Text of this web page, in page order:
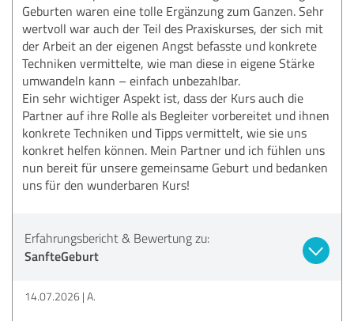
Geburten waren eine tolle Ergänzung zum Ganzen. Sehr
wertvoll war auch der Teil des Praxiskurses, der sich mit
der Arbeit an der eigenen Angst befasste und konkrete
Techniken vermittelte, wie man diese in eigene Stärke
umwandeln kann – einfach unbezahlbar.
Ein sehr wichtiger Aspekt ist, dass der Kurs auch die
Partner auf ihre Rolle als Begleiter vorbereitet und ihnen
konkrete Techniken und Tipps vermittelt, wie sie uns
konkret helfen können. Mein Partner und ich fühlen uns
nun bereit für unsere gemeinsame Geburt und bedanken
uns für den wunderbaren Kurs!
Erfahrungsbericht & Bewertung zu:
SanfteGeburt
14.07.2026 A.